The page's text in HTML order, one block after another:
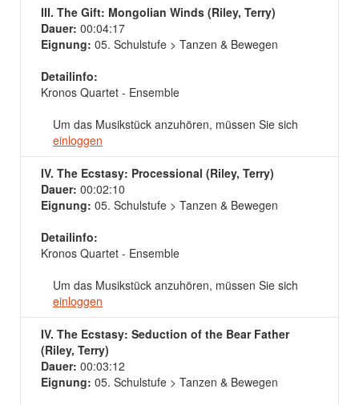
III. The Gift: Mongolian Winds (Riley, Terry)
Dauer: 00:04:17
Eignung: 05. Schulstufe > Tanzen & Bewegen
Detailinfo:
Kronos Quartet - Ensemble
Um das Musikstück anzuhören, müssen Sie sich
einloggen
IV. The Ecstasy: Processional (Riley, Terry)
Dauer: 00:02:10
Eignung: 05. Schulstufe > Tanzen & Bewegen
Detailinfo:
Kronos Quartet - Ensemble
Um das Musikstück anzuhören, müssen Sie sich
einloggen
IV. The Ecstasy: Seduction of the Bear Father
(Riley, Terry)
Dauer: 00:03:12
Eignung: 05. Schulstufe > Tanzen & Bewegen